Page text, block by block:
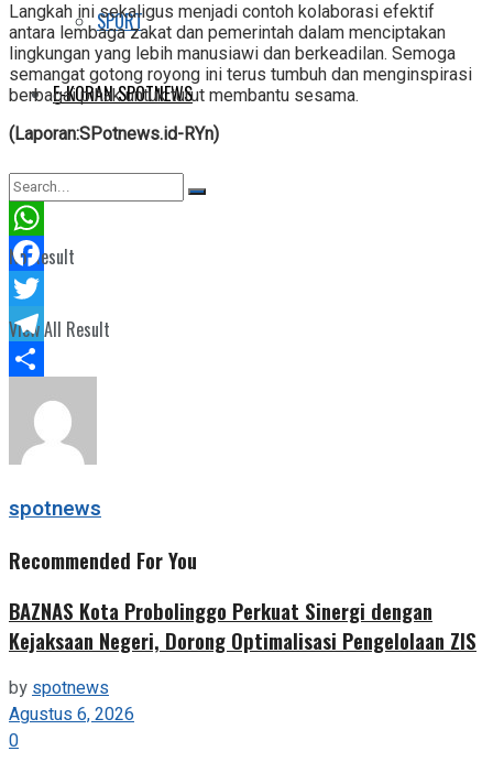
SPORT
E-KORAN SPOTNEWS
No Result
View All Result
Langkah ini sekaligus menjadi contoh kolaborasi efektif
antara lembaga zakat dan pemerintah dalam menciptakan
lingkungan yang lebih manusiawi dan berkeadilan. Semoga
semangat gotong royong ini terus tumbuh dan menginspirasi
berbagai pihak untuk turut membantu sesama.
(Laporan:SPotnews.id-RYn)
WhatsApp
Facebook
Twitter
Telegram
Share
spotnews
Recommended For You
BAZNAS Kota Probolinggo Perkuat Sinergi dengan
Kejaksaan Negeri, Dorong Optimalisasi Pengelolaan ZIS
byspotnews
Agustus 6, 2026
0